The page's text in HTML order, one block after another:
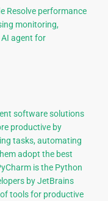
Resolve performance
monitoring,
AI agent for
software solutions
productive by
tasks, automating
adopt the best
is the Python
by JetBrains
tools for productive